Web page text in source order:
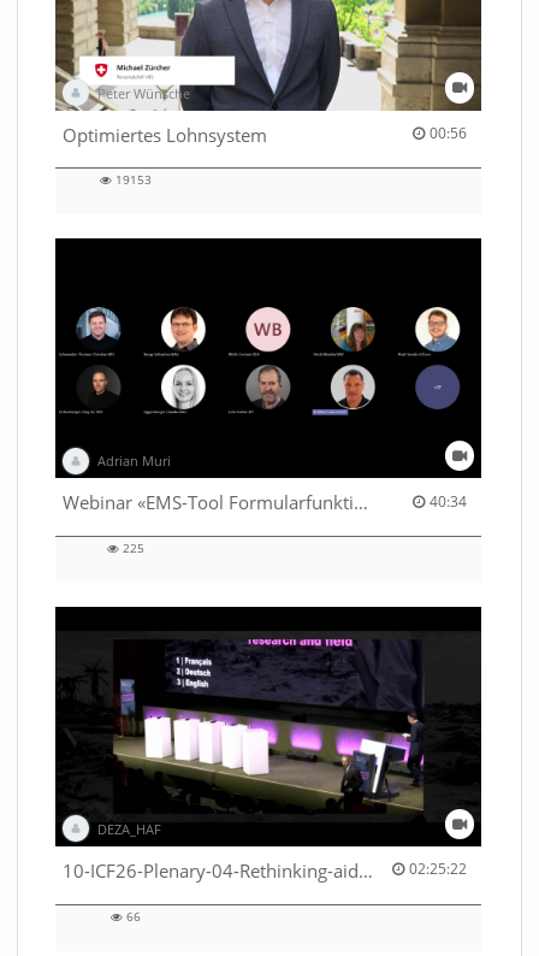
Peter Wünsche
Optimiertes Lohnsystem 00:56
00:56 duration
19153
Adrian Muri
Webinar «EMS-Tool Formularfunktion» 40:34
40:34 duration
225
DEZA_HAF
10-ICF26-Plenary-04-Rethinking-aid-deliveries-for-greater-impact-with-existing-resources-53529531710001791 02:25:22
02:25:22 duration
66